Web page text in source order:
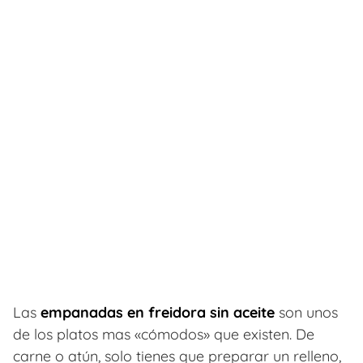
Las empanadas en freidora sin aceite son unos
de los platos mas «cómodos» que existen. De
carne o atún, solo tienes que preparar un relleno,